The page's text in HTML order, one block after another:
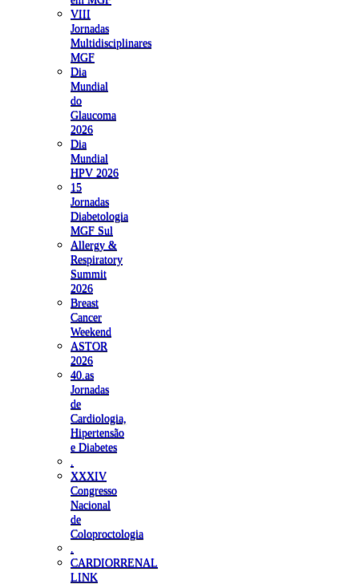
VIII
Jornadas
Multidisciplinares
MGF
Dia
Mundial
do
Glaucoma
2026
Dia
Mundial
HPV 2026
15
Jornadas
Diabetologia
MGF Sul
Allergy &
Respiratory
Summit
2026
Breast
Cancer
Weekend
ASTOR
2026
40.as
Jornadas
de
Cardiologia,
Hipertensão
e Diabetes
XXXIV
Congresso
Nacional
de
Coloproctologia
CARDIORRENAL
LINK